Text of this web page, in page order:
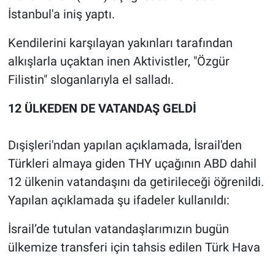
İstanbul'a iniş yaptı.
Kendilerini karşılayan yakınları tarafından
alkışlarla uçaktan inen Aktivistler, "Özgür
Filistin" sloganlarıyla el salladı.
12 ÜLKEDEN DE VATANDAŞ GELDİ
Dışişleri'ndan yapılan açıklamada, İsrail'den
Türkleri almaya giden THY uçağının ABD dahil
12 ülkenin vatandaşını da getirileceği öğrenildi.
Yapılan açıklamada şu ifadeler kullanıldı:
İsrail’de tutulan vatandaşlarımızın bugün
ülkemize transferi için tahsis edilen Türk Hava